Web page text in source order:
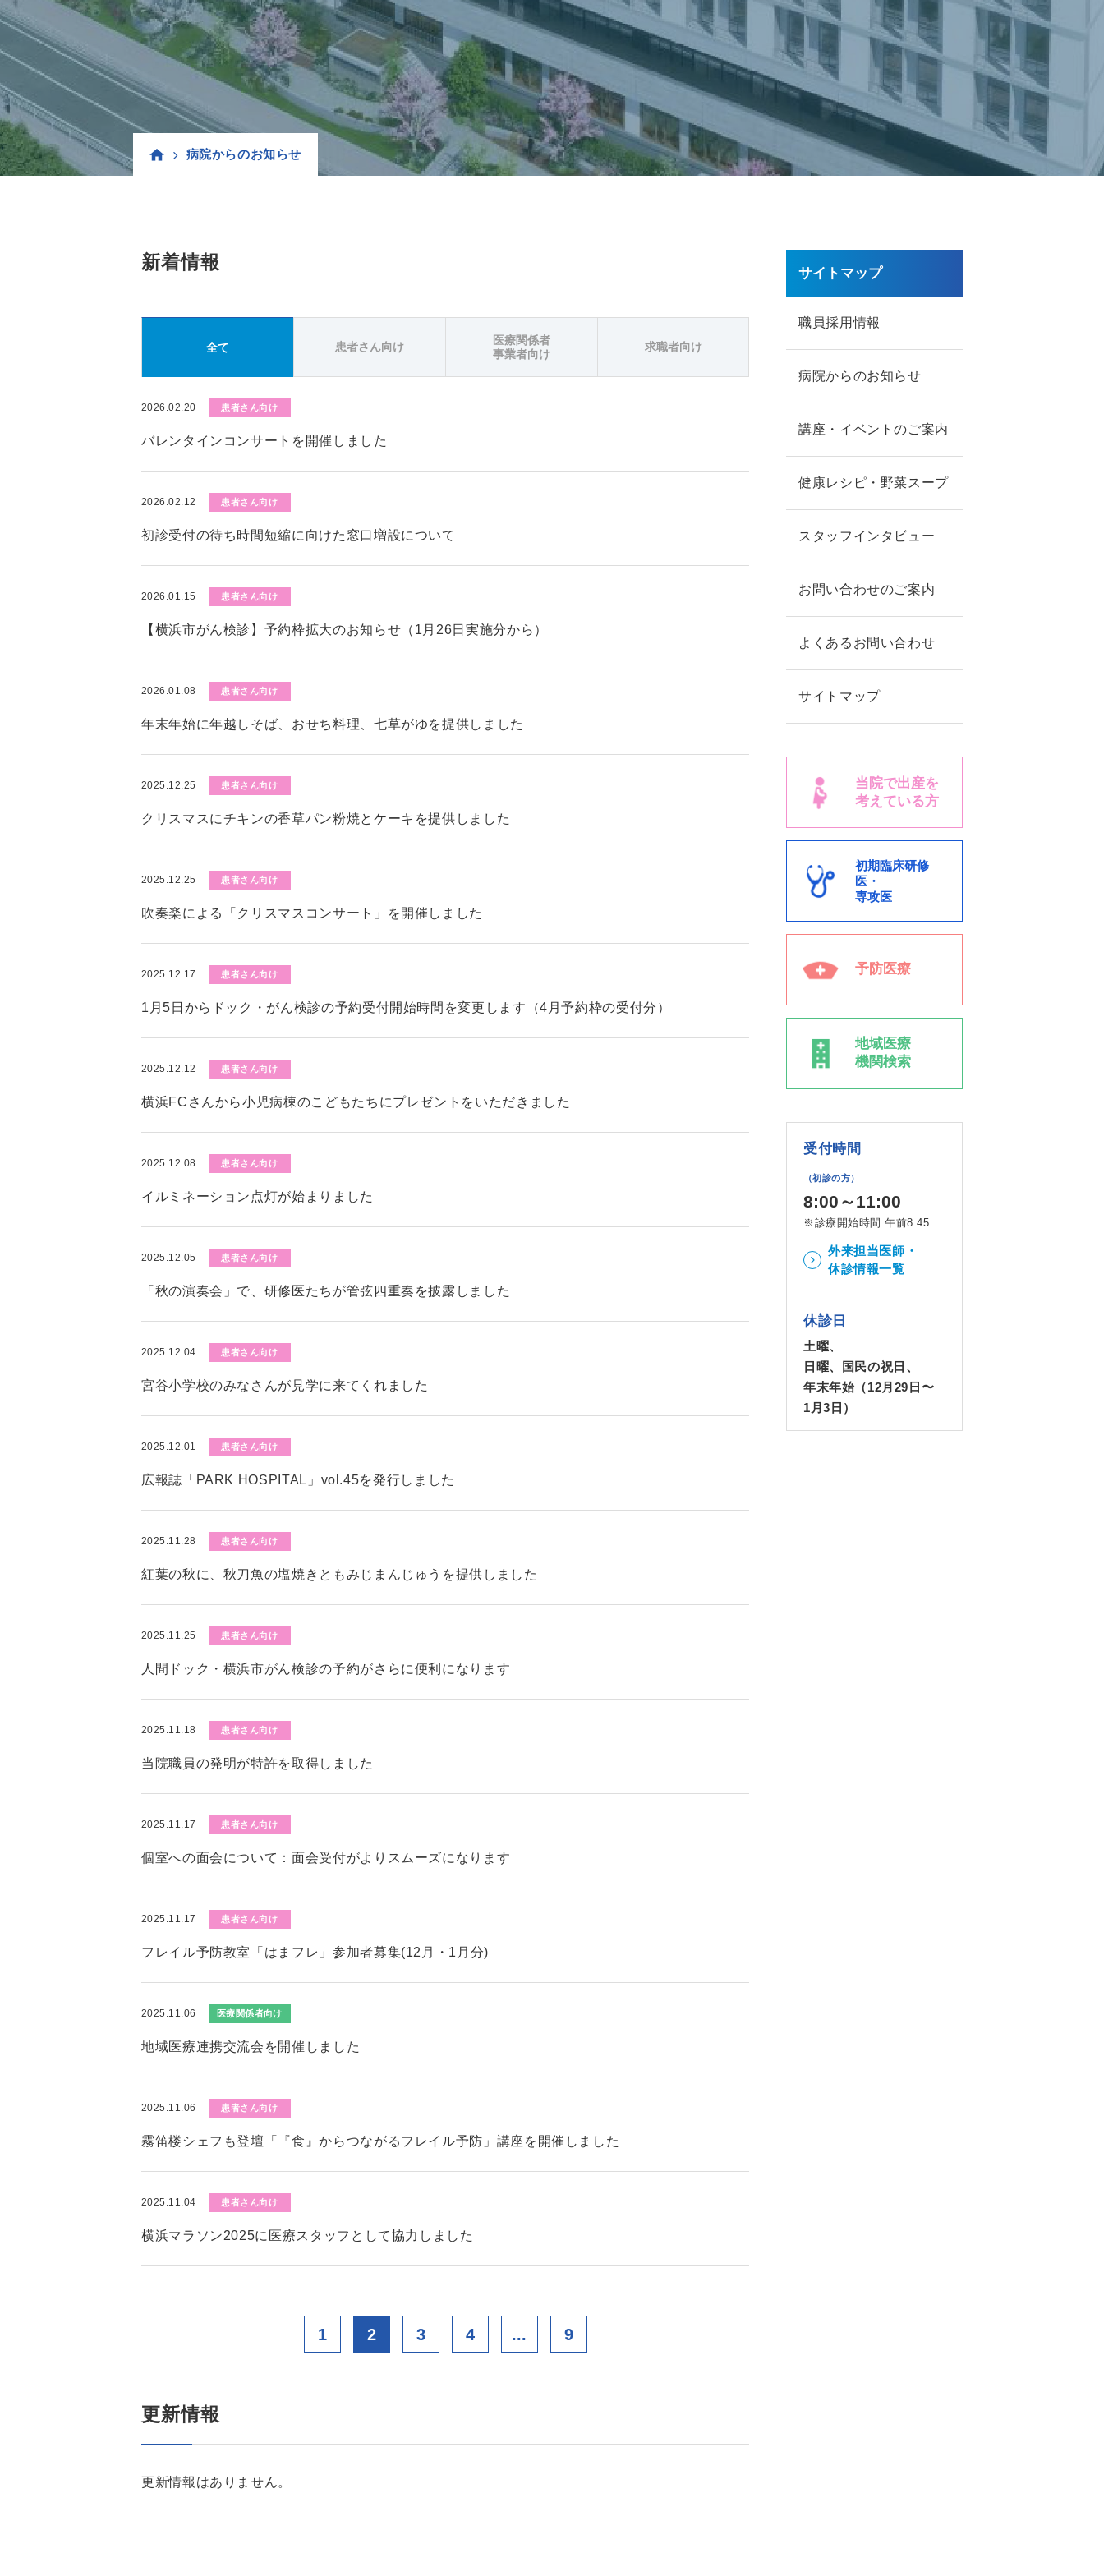
病院からのお知らせ
新着情報
全て 患者さん向け
医療関係者
事業者向け
求職者向け
2026.02.20 患者さん向け
バレンタインコンサートを開催しました
2026.02.12 患者さん向け
初診受付の待ち時間短縮に向けた窓口増設について
2026.01.15 患者さん向け
【横浜市がん検診】予約枠拡大のお知らせ（1月26日実施分から）
2026.01.08 患者さん向け
年末年始に年越しそば、おせち料理、七草がゆを提供しました
2025.12.25 患者さん向け
クリスマスにチキンの香草パン粉焼とケーキを提供しました
2025.12.25 患者さん向け
吹奏楽による「クリスマスコンサート」を開催しました
2025.12.17 患者さん向け
1月5日からドック・がん検診の予約受付開始時間を変更します（4月予約枠の受付分）
2025.12.12 患者さん向け
横浜FCさんから小児病棟のこどもたちにプレゼントをいただきました
2025.12.08 患者さん向け
イルミネーション点灯が始まりました
2025.12.05 患者さん向け
「秋の演奏会」で、研修医たちが管弦四重奏を披露しました
2025.12.04 患者さん向け
宮谷小学校のみなさんが見学に来てくれました
2025.12.01 患者さん向け
広報誌「PARK HOSPITAL」vol.45を発行しました
2025.11.28 患者さん向け
紅葉の秋に、秋刀魚の塩焼きともみじまんじゅうを提供しました
2025.11.25 患者さん向け
人間ドック・横浜市がん検診の予約がさらに便利になります
2025.11.18 患者さん向け
当院職員の発明が特許を取得しました
2025.11.17 患者さん向け
個室への面会について：面会受付がよりスムーズになります
2025.11.17 患者さん向け
フレイル予防教室「はまフレ」参加者募集(12月・1月分)
2025.11.06 医療関係者向け
地域医療連携交流会を開催しました
2025.11.06 患者さん向け
霧笛楼シェフも登壇「『食』からつながるフレイル予防」講座を開催しました
2025.11.04 患者さん向け
横浜マラソン2025に医療スタッフとして協力しました
1 2 3 4 ... 9
更新情報
更新情報はありません。
サイトマップ
職員採用情報
病院からのお知らせ
講座・イベントのご案内
健康レシピ・野菜スープ
スタッフインタビュー
お問い合わせのご案内
よくあるお問い合わせ
サイトマップ
当院で出産を
考えている方
初期臨床研修
医・
専攻医
予防医療
地域医療
機関検索
受付時間
（初診の方）
8:00～11:00
※診療開始時間 午前8:45
外来担当医師・
休診情報一覧
休診日
土曜、
日曜、国民の祝日、
年末年始（12月29日〜
1月3日）